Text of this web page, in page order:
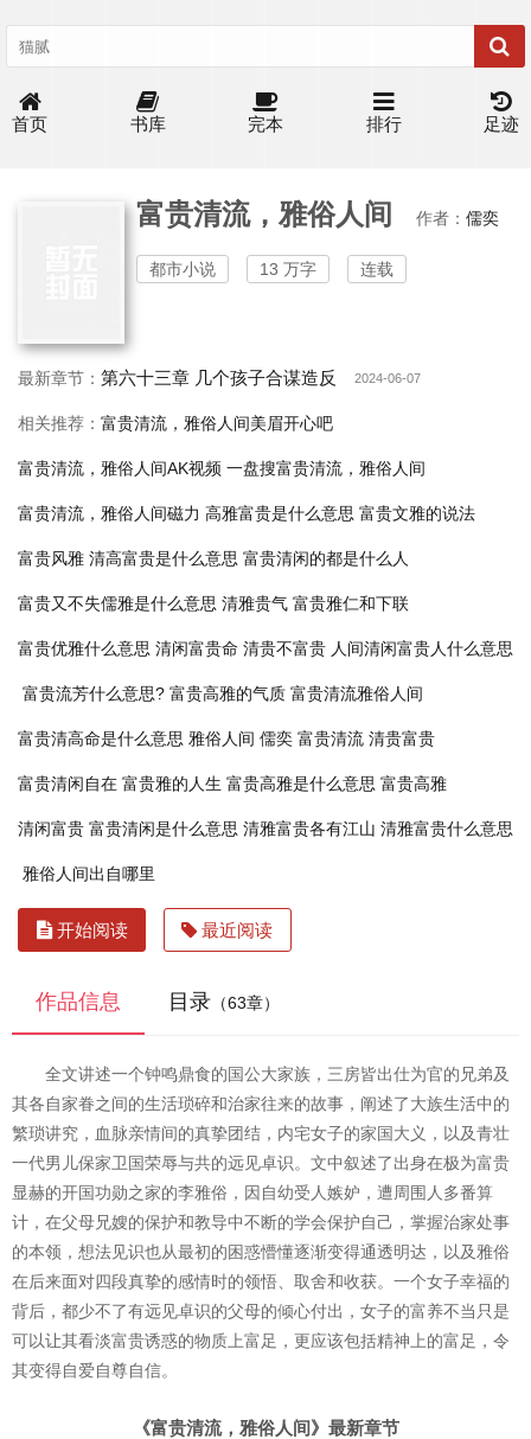
首页 书库 完本 排行 足迹
富贵清流，雅俗人间 作者： 儒奕
都市小说 13 万字 连载
最新章节： 第六十三章 几个孩子合谋造反 2024-06-07
相关推荐： 富贵清流，雅俗人间美眉开心吧
富贵清流，雅俗人间AK视频 一盘搜富贵清流，雅俗人间
富贵清流，雅俗人间磁力 高雅富贵是什么意思 富贵文雅的说法
富贵风雅 清高富贵是什么意思 富贵清闲的都是什么人
富贵又不失儒雅是什么意思 清雅贵气 富贵雅仁和下联
富贵优雅什么意思 清闲富贵命 清贵不富贵 人间清闲富贵人什么意思
富贵流芳什么意思? 富贵高雅的气质 富贵清流雅俗人间
富贵清高命是什么意思 雅俗人间 儒奕 富贵清流 清贵富贵
富贵清闲自在 富贵雅的人生 富贵高雅是什么意思 富贵高雅
清闲富贵 富贵清闲是什么意思 清雅富贵各有江山 清雅富贵什么意思
雅俗人间出自哪里
开始阅读 最近阅读
作品信息 目录 （63章）
全文讲述一个钟鸣鼎食的国公大家族，三房皆出仕为官的兄弟及
其各自家眷之间的生活琐碎和治家往来的故事，阐述了大族生活中的
繁琐讲究，血脉亲情间的真挚团结，内宅女子的家国大义，以及青壮
一代男儿保家卫国荣辱与共的远见卓识。文中叙述了出身在极为富贵
显赫的开国功勋之家的李雅俗，因自幼受人嫉妒，遭周围人多番算
计，在父母兄嫂的保护和教导中不断的学会保护自己，掌握治家处事
的本领，想法见识也从最初的困惑懵懂逐渐变得通透明达，以及雅俗
在后来面对四段真挚的感情时的领悟、取舍和收获。一个女子幸福的
背后，都少不了有远见卓识的父母的倾心付出，女子的富养不当只是
可以让其看淡富贵诱惑的物质上富足，更应该包括精神上的富足，令
其变得自爱自尊自信。
《富贵清流，雅俗人间》最新章节